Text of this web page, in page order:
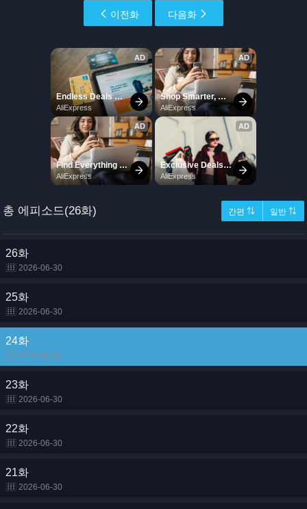
이전화 다음화
총 에피소드(26화) 간편 ⇅ 일반 ⇅
26화
2026-06-30
25화
2026-06-30
24화
2026-06-30
23화
2026-06-30
22화
2026-06-30
21화
2026-06-30